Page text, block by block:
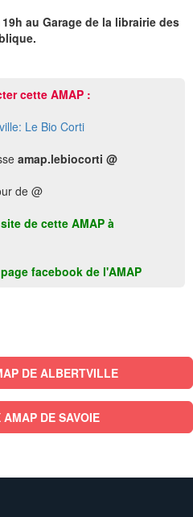
au Garage de la librairie des
cette AMAP :
Le Bio Corti
amap.lebiocorti @
de @
de cette AMAP à
facebook de l'AMAP
DE ALBERTVILLE
DE SAVOIE